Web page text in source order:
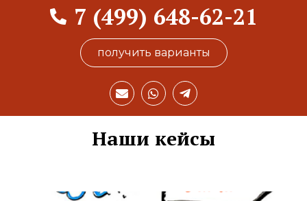
7 (499) 648-62-21
получить варианты
E
n
l
o
W
h
s
a
T
e
g
r
p
Наши кейсы